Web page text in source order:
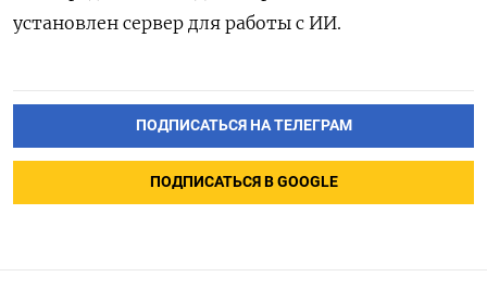
установлен сервер для работы с ИИ.
ПОДПИСАТЬСЯ НА ТЕЛЕГРАМ
ПОДПИСАТЬСЯ В GOOGLE